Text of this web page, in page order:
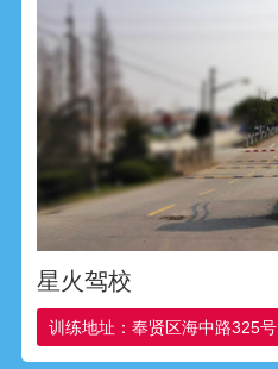
星火驾校
训练地址：奉贤区海中路325号